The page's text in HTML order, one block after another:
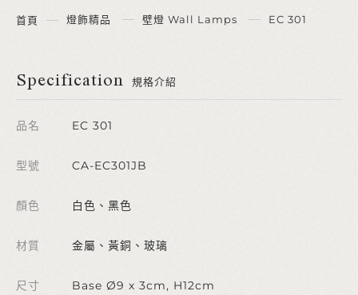
首頁 燈飾精品 壁燈 Wall Lamps EC 301
Specification 規格介紹
品名 EC 301
型號 CA-EC301JB
顏色 白色、黑色
材質 金屬、黃銅、玻璃
尺寸 Base Ø9 x 3cm, H12cm